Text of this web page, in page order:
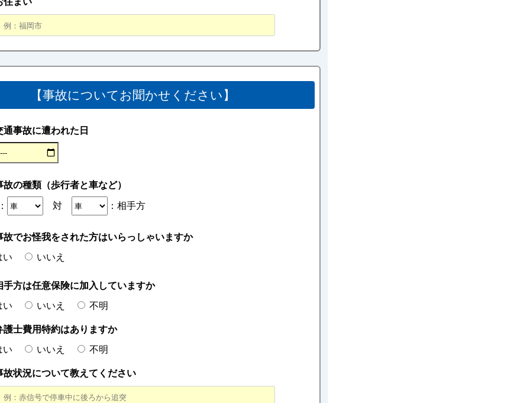
【事故についてお聞かせください】
通事故に遭われた日
故の種類（歩行者と車など）
対 ：相手方
故でお怪我をされた方はいらっしゃいますか
い
いいえ
手方は任意保険に加入していますか
い
いいえ
不明
護士費用特約はありますか
い
いいえ
不明
故状況について教えてください